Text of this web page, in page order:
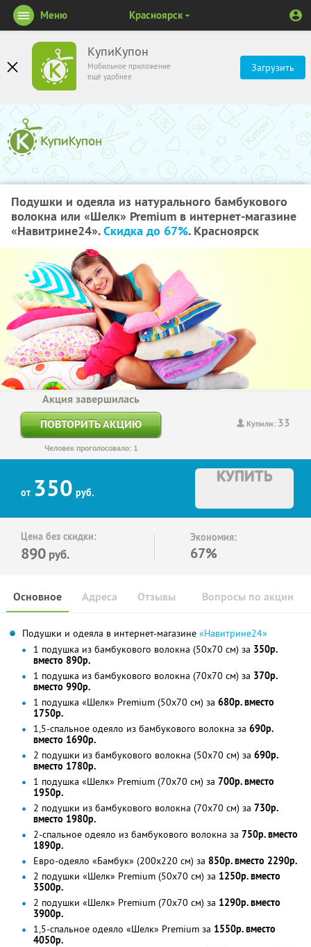
КупиКупон
Мобильное приложение
ещё удобнее
Загрузить
Меню Красноярск
Подушки и одеяла из натурального бамбукового
волокна или «Шелк» Premium в интернет-магазине
«Навитрине24».Скидка до 67%. Красноярск
Купили: 33
Акция завершилась
ПОВТОРИТЬ АКЦИЮ
Человек проголосовало: 1
от 350 руб.
КУПИТЬ
Цена без скидки:
890 руб.
Экономия:
67%
Основное Отзывы Вопросы по акции
Адреса
Подушки и одеяла в интернет-магазине «Навитрине24»
1 подушка из бамбукового волокна (50х70 см) за 350р.
вместо 890р.
1 подушка из бамбукового волокна (70х70 см) за 370р.
вместо 990р.
1 подушка «Шелк» Premium (50х70 см) за 680р. вместо
1750р.
1,5-спальное одеяло из бамбукового волокна за 690р.
вместо 1690р.
2 подушки из бамбукового волокна (50x70 см) за 690р.
вместо 1780р.
1 подушка «Шелк» Premium (70х70 см) за 700р. вместо
1950р.
2 подушки из бамбукового волокна (70x70 см) за 730р.
вместо 1980р.
2-спальное одеяло из бамбукового волокна за 750р. вместо
1890р.
Евро-одеяло «Бамбук» (200x220 см) за 850р. вместо 2290р.
2 подушки «Шелк» Premium (50х70 см) за 1250р. вместо
3500р.
2 подушки «Шелк» Premium (70х70 см) за 1290р. вместо
3900р.
1,5-спальное одеяло «Шелк» Premium за 1550р. вместо
4050р.